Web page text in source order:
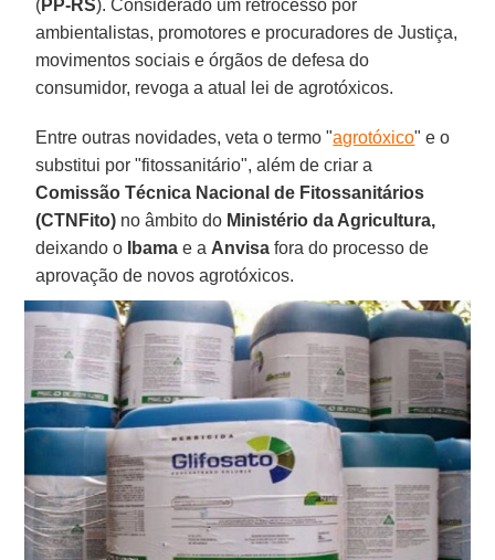
(PP-RS). Considerado um retrocesso por
ambientalistas, promotores e procuradores de Justiça,
movimentos sociais e órgãos de defesa do
consumidor, revoga a atual lei de agrotóxicos.
Entre outras novidades, veta o termo "agrotóxico" e o
substitui por "fitossanitário", além de criar a
Comissão Técnica Nacional de Fitossanitários
(CTNFito) no âmbito do Ministério da Agricultura,
deixando o
Ibama e a Anvisa fora do processo de
aprovação de novos agrotóxicos.